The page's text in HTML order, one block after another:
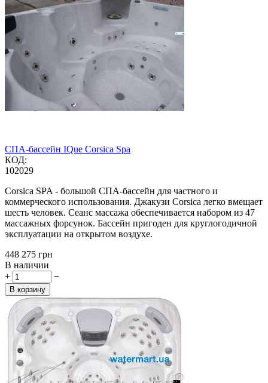
СПА-бассейн IQue Corsica Spa
КОД:
102029
Corsica SPA - большой СПА-бассейн для частного и
коммерческого использования. Джакузи Corsica легко вмещает
шесть человек. Сеанс массажа обеспечивается набором из 47
массажных форсунок. Бассейн пригоден для круглогодичной
эксплуатации на открытом воздухе.
‍448 275‍ грн
В наличии
+
−
В корзину